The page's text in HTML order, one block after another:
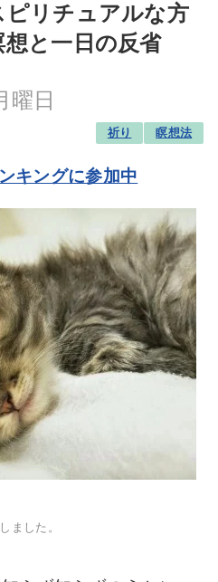
ピリチュアルな方
と一日の反省
曜日
祈り 瞑想法
キングに参加中
ました。